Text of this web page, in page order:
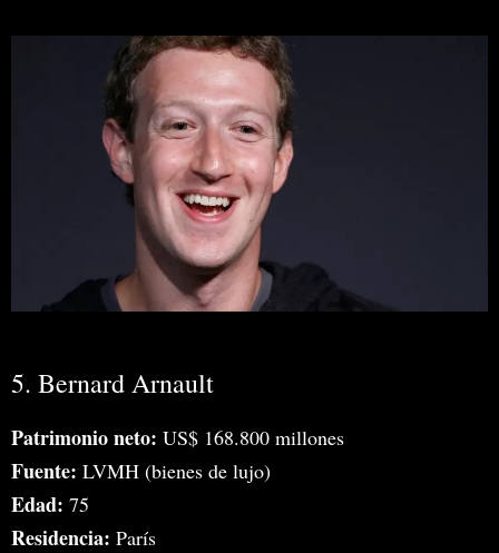
5. Bernard Arnault
Patrimonio neto: US$ 168.800 millones
Fuente: LVMH (bienes de lujo)
Edad: 75
Residencia: París